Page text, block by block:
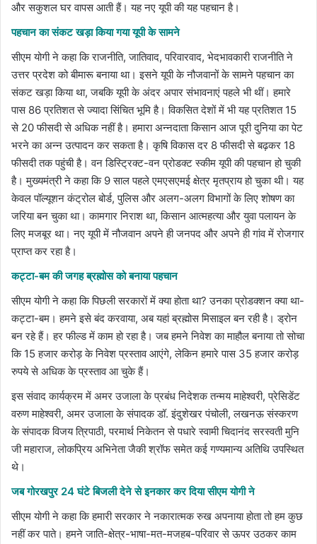
और सकुशल घर वापस आती हैं। यह नए यूपी की यह पहचान है।
पहचान का संकट खड़ा किया गया यूपी के सामने
सीएम योगी ने कहा कि राजनीति, जातिवाद, परिवारवाद, भेदभावकारी राजनीति ने
उत्तर प्रदेश को बीमारू बनाया था। इसने यूपी के नौजवानों के सामने पहचान का
संकट खड़ा किया था, जबकि यूपी के अंदर अपार संभावनाएं पहले भी थीं। हमारे
पास 86 प्रतिशत से ज्यादा सिंचित भूमि है। विकसित देशों में भी यह प्रतिशत 15
से 20 फीसदी से अधिक नहीं है। हमारा अन्नदाता किसान आज पूरी दुनिया का पेट
भरने का अन्न उत्पादन कर सकता है। कृषि विकास दर 8 फीसदी से बढ़कर 18
फीसदी तक पहुंची है। वन डिस्ट्रिक्ट-वन प्रोडक्ट स्कीम यूपी की पहचान हो चुकी
है। मुख्यमंत्री ने कहा कि 9 साल पहले एमएसएमई क्षेत्र मृतप्राय हो चुका थी। यह
केवल पॉल्यूशन कंट्रोल बोर्ड, पुलिस और अलग-अलग विभागों के लिए शोषण का
जरिया बन चुका था। कामगार निराश था, किसान आत्महत्या और युवा पलायन के
लिए मजबूर था। नए यूपी में नौजवान अपने ही जनपद और अपने ही गांव में रोजगार
प्राप्त कर रहा है।
कट्टा-बम की जगह ब्रह्मोस को बनाया पहचान
सीएम योगी ने कहा कि पिछली सरकारों में क्या होता था? उनका प्रोडक्शन क्या था-
कट्टा-बम। हमने इसे बंद करवाया, अब यहां ब्रह्मोस मिसाइल बन रही है। ड्रोन
बन रहे हैं। हर फील्ड में काम हो रहा है। जब हमने निवेश का माहौल बनाया तो सोचा
कि 15 हजार करोड़ के निवेश प्रस्ताव आएंगे, लेकिन हमारे पास 35 हजार करोड़
रुपये से अधिक के प्रस्ताव आ चुके हैं।
इस संवाद कार्यक्रम में अमर उजाला के प्रबंध निदेशक तन्मय माहेश्वरी, प्रेसिडेंट
वरुण माहेश्वरी, अमर उजाला के संपादक डॉ. इंदुशेखर पंचोली, लखनऊ संस्करण
के संपादक विजय त्रिपाठी, परमार्थ निकेतन से पधारे स्वामी चिदानंद सरस्वती मुनि
जी महाराज, लोकप्रिय अभिनेता जैकी श्रॉफ समेत कई गण्यमान्य अतिथि उपस्थित
थे।
जब गोरखपुर 24 घंटे बिजली देने से इनकार कर दिया सीएम योगी ने
सीएम योगी ने कहा कि हमारी सरकार ने नकारात्मक रुख अपनाया होता तो हम कुछ
नहीं कर पाते। हमने जाति-क्षेत्र-भाषा-मत-मजहब-परिवार से ऊपर उठकर काम